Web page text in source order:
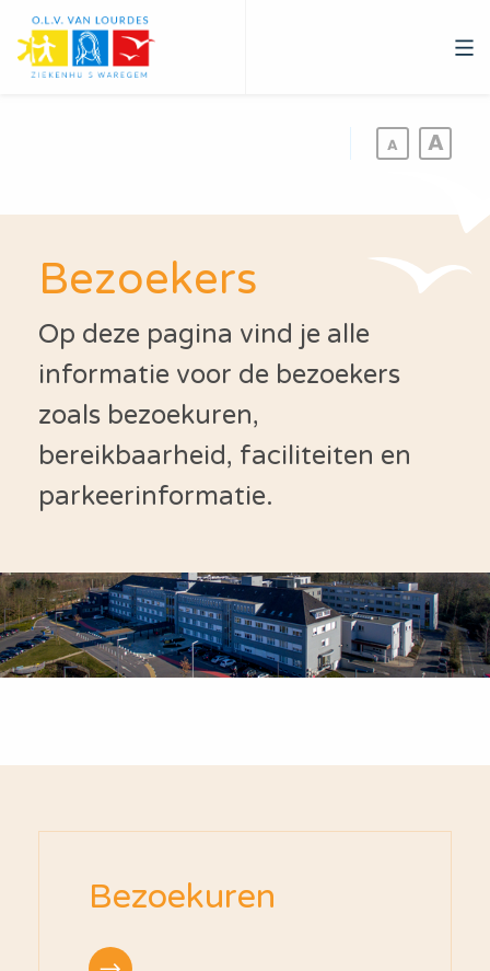
Overslaan
en
naar
Bezoekers
Op deze pagina vind je alle
informatie voor de bezoekers
zoals bezoekuren,
bereikbaarheid, faciliteiten en
parkeerinformatie.
Bezoekuren